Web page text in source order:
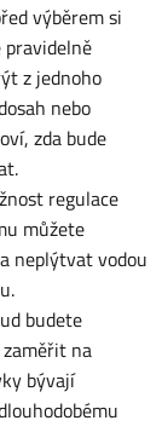
výběrem si
z jednoho
nebo
zda bude
regulace
můžete
neplýtvat vodou
budete
na
bývají